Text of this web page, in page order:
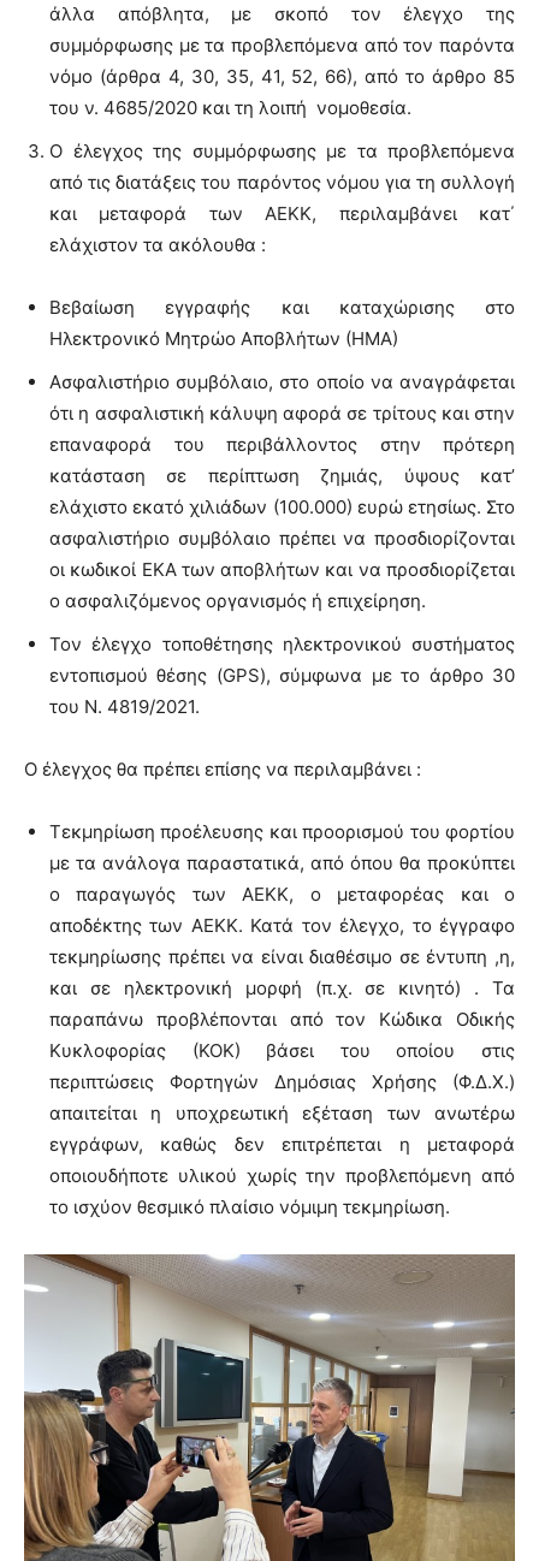
άλλα απόβλητα, με σκοπό τον έλεγχο της
συμμόρφωσης με τα προβλεπόμενα από τον παρόντα
νόμο (άρθρα 4, 30, 35, 41, 52, 66), από το άρθρο 85
του ν. 4685/2020 και τη λοιπή νομοθεσία.
Ο έλεγχος της συμμόρφωσης με τα προβλεπόμενα
από τις διατάξεις του παρόντος νόμου για τη συλλογή
και μεταφορά των ΑΕΚΚ, περιλαμβάνει κατ΄
ελάχιστον τα ακόλουθα :
Βεβαίωση εγγραφής και καταχώρισης στο
Ηλεκτρονικό Μητρώο Αποβλήτων (ΗΜΑ)
Ασφαλιστήριο συμβόλαιο, στο οποίο να αναγράφεται
ότι η ασφαλιστική κάλυψη αφορά σε τρίτους και στην
επαναφορά του περιβάλλοντος στην πρότερη
κατάσταση σε περίπτωση ζημιάς, ύψους κατ’
ελάχιστο εκατό χιλιάδων (100.000) ευρώ ετησίως. Στο
ασφαλιστήριο συμβόλαιο πρέπει να προσδιορίζονται
οι κωδικοί ΕΚΑ των αποβλήτων και να προσδιορίζεται
ο ασφαλιζόμενος οργανισμός ή επιχείρηση.
Τον έλεγχο τοποθέτησης ηλεκτρονικού συστήματος
εντοπισμού θέσης (GPS), σύμφωνα με το άρθρο 30
του Ν. 4819/2021.
Ο έλεγχος θα πρέπει επίσης να περιλαμβάνει :
Τεκμηρίωση προέλευσης και προορισμού του φορτίου
με τα ανάλογα παραστατικά, από όπου θα προκύπτει
ο παραγωγός των ΑΕΚΚ, ο μεταφορέας και ο
αποδέκτης των ΑΕΚΚ. Κατά τον έλεγχο, το έγγραφο
τεκμηρίωσης πρέπει να είναι διαθέσιμο σε έντυπη ,η,
και σε ηλεκτρονική μορφή (π.χ. σε κινητό) . Τα
παραπάνω προβλέπονται από τον Κώδικα Οδικής
Κυκλοφορίας (ΚΟΚ) βάσει του οποίου στις
περιπτώσεις Φορτηγών Δημόσιας Χρήσης (Φ.Δ.Χ.)
απαιτείται η υποχρεωτική εξέταση των ανωτέρω
εγγράφων, καθώς δεν επιτρέπεται η μεταφορά
οποιουδήποτε υλικού χωρίς την προβλεπόμενη από
το ισχύον θεσμικό πλαίσιο νόμιμη τεκμηρίωση.